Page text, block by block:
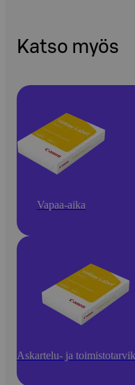
Katso myös
Vapaa-aika
Askartelu- ja